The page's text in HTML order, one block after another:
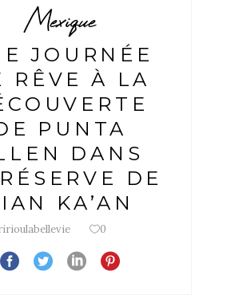
Mexique
JOURNÉE
RÊVE À LA
PUNTA
DANS
DE
KA’AN
0